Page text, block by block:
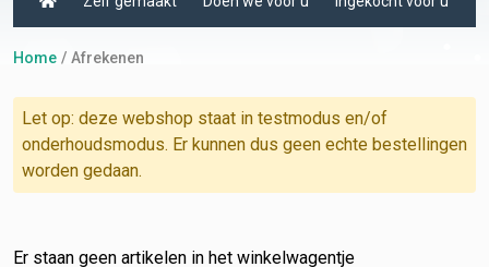
Home Afrekenen
Let op: deze webshop staat in testmodus en/of
onderhoudsmodus. Er kunnen dus geen echte bestellingen
worden gedaan.
Er staan geen artikelen in het winkelwagentje